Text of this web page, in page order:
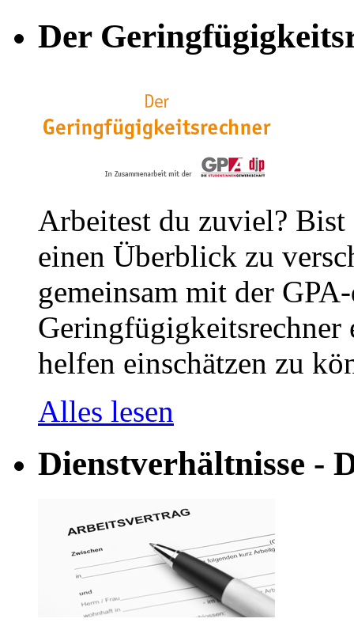
Der
Arbeitest du zuviel?
einen Überblick zu
gemeinsam mit der
helfen einschätzen zu
Alles lesen
Dienstverhältnisse -